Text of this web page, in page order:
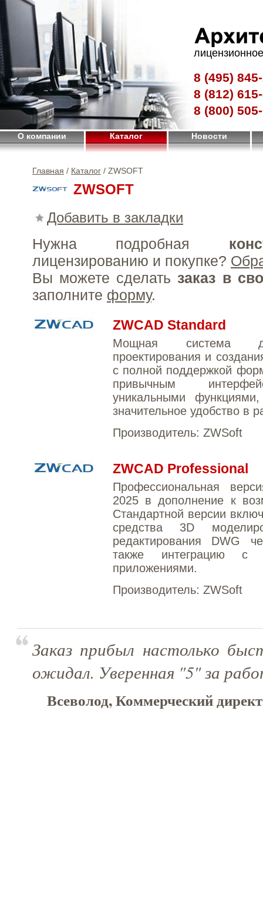
8 (495)
8 (812)
8 (800)
О компании Каталог Новости
Главная / Каталог / ZWSOFT
ZWSOFT
Добавить в закладки
Нужна подробная
лицензированию и покупке?
Вы можете сделать заказ в
заполните форму.
ZWCAD Standard
Мощная система
проектирования и
с полной поддержкой
привычным
уникальными
значительное удобство в
Производитель: ZWSoft
ZWCAD Professional
Профессиональная
2025 в дополнение к
Стандартной версии
средства 3D
редактирования DWG
также интеграцию с
приложениями.
Производитель: ZWSoft
Заказ прибыл настолько
ожидал. Уверенная "5" за
Всеволод, Коммерческий